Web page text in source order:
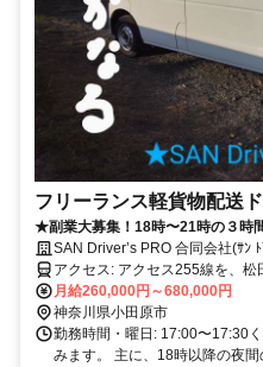
フリーランス軽貨物配送
★副業大募集！18時〜21時の３時
まで育てます★サポート充実！準
SAN Driver’s PRO 合同会社(ｻﾝ ﾄ
アクセス: アクセス255線を、松田方面から小田原方面に向かって、
卸売団地入り口の信号を右折し
月給260,000円～680,000円
神奈川県小田原市
勤務時間・曜日: 17:00〜17:30
みます。 主に、18時以降の夜